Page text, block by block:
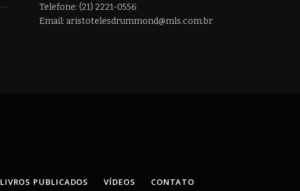
Telefone: (21) 2221-0556
Email: aristotelesdrummond@mls.com.br
LIVROS PUBLICADOS VÍDEOS CONTATO